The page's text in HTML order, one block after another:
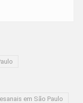
em São Paulo